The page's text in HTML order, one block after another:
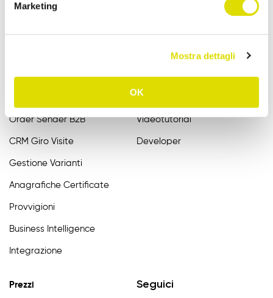
Marketing
Mostra dettagli
OK
Raccolta Ordini Agenti
Order Sender B2B
CRM Giro Visite
Gestione Varianti
Anagrafiche Certificate
Provvigioni
Business Intelligence
Integrazione
Assistenza
FAQ
Manuali
Videotutorial
Developer
Prezzi Seguici